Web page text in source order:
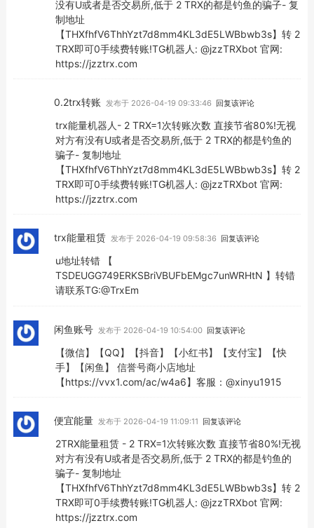
没有U或者是否交易所,低于 2 TRX的都是钓鱼的骗子- 复
制地址
【THXfhfV6ThhYzt7d8mm4KL3dE5LWBbwb3s】转 2
TRX即可0手续费转账!TG机器人: @jzzTRXbot 官网:
https://jzztrx.com
0.2trx转账 发布于 2026-04-19 09:33:46 回复该评论
trx能量机器人- 2 TRX=1次转账次数 直接节省80%!无视
对方有没有U或者是否交易所,低于 2 TRX的都是钓鱼的
骗子- 复制地址
【THXfhfV6ThhYzt7d8mm4KL3dE5LWBbwb3s】转 2
TRX即可0手续费转账!TG机器人: @jzzTRXbot 官网:
https://jzztrx.com
trx能量租赁 发布于 2026-04-19 09:58:36 回复该评论
u地址转错 【
TSDEUGG749ERKSBriVBUFbEMgc7unWRHtN 】转错
请联系TG:@TrxEm
闲鱼账号 发布于 2026-04-19 10:54:00 回复该评论
【微信】【QQ】【抖音】【小红书】【支付宝】【快
手】【闲鱼】 信誉号商小店地址
【https://vvx1.com/ac/w4a6】客服：@xinyu1915
便宜能量 发布于 2026-04-19 11:09:11 回复该评论
2TRX能量租赁 - 2 TRX=1次转账次数 直接节省80%!无视
对方有没有U或者是否交易所,低于 2 TRX的都是钓鱼的
骗子- 复制地址
【THXfhfV6ThhYzt7d8mm4KL3dE5LWBbwb3s】转 2
TRX即可0手续费转账!TG机器人: @jzzTRXbot 官网:
https://jzztrx.com